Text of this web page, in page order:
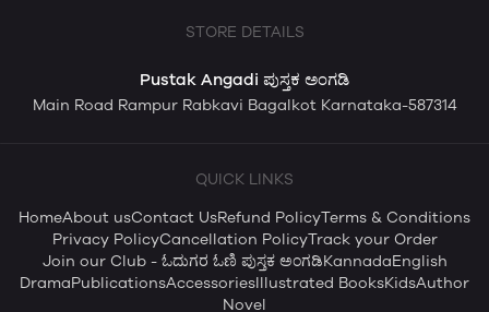
STORE DETAILS
Pustak Angadi ಪುಸ್ತಕ ಅಂಗಡಿ
Main Road Rampur Rabkavi Bagalkot Karnataka-587314
QUICK LINKS
HomeAbout usContact UsRefund PolicyTerms & Conditions
Privacy PolicyCancellation PolicyTrack your Order
Join our Club - ಓದುಗರ ಓಣಿ ಪುಸ್ತಕ ಅಂಗಡಿKannadaEnglish
DramaPublicationsAccessoriesIllustrated BooksKidsAuthor
Novel